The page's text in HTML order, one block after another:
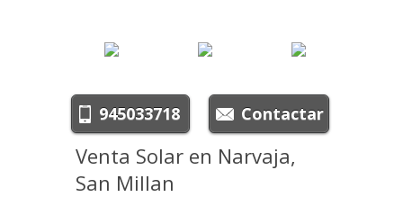
Venta Solar en Narvaja,
San Millan